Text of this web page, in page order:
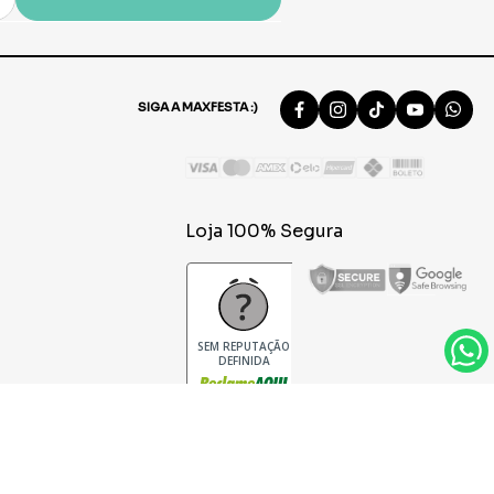
SIGA A MAXFESTA :)
Loja 100% Segura